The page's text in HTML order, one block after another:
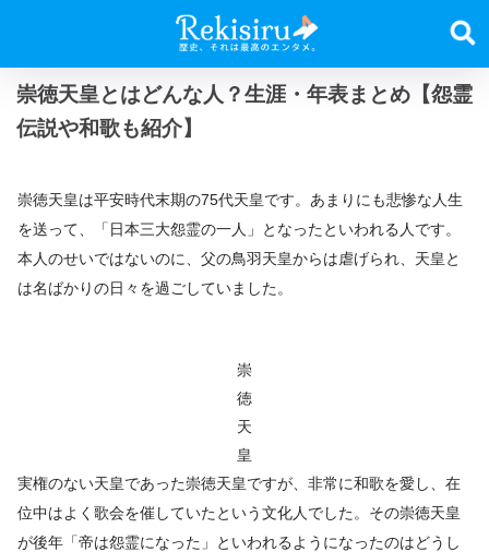
崇徳天皇とはどんな人？生涯・年表まとめ【怨霊
伝説や和歌も紹介】
崇徳天皇は平安時代末期の75代天皇です。あまりにも悲惨な人生
を送って、「日本三大怨霊の一人」となったといわれる人です。
本人のせいではないのに、父の鳥羽天皇からは虐げられ、天皇と
は名ばかりの日々を過ごしていました。
崇
徳
天
皇
実権のない天皇であった崇徳天皇ですが、非常に和歌を愛し、在
位中はよく歌会を催していたという文化人でした。その崇徳天皇
が後年「帝は怨霊になった」といわれるようになったのはどうし